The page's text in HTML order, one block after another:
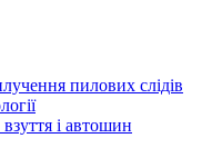
пилових слідів
взуття і автошин